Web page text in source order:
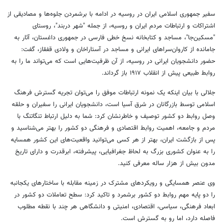
سفیر جمهوری اسلامی ایران در روسیه در ادامه با برشمردن جلوه‌ها و مصادیقی از
اشتراکات و ارتباطات مردم ایران و روسیه، از جمله "شهر دربند"، روستای
"مسکین‌جا"، مساجد و کتابخانه نسخ خطی فارسی در جمهوری داغستان، آثار به
جامانده از کاروان‌سراهای ایرانی و مساجد در آستاراخان و ولادی قفقاز، گفت:
حضور دانشجویان ایرانی در روسیه، از آن ظرفیت‌هایی است که می‌تواند ما را به
روابط طبیعی پیش از انقلاب ۱۹۱۷ باز گرداند.
جلالی با بیان اینکه یک نمونه ارتباطات موفق را می‌توان تجریه گسترش فرهنگ
اسلامی توسط بازرگانان در شرق آسیا است، دانشجویان ایرانی را سفیران و حلقه
وصل روابط دو کشور توصیف و خاطرنشان کرد: شما به دلیل ارتباط تنگاتنگ با
مردم و جامعه، اهمیت روابط اقتصادی و فرهنگی دو کشور را بهتر می‌شناسید و
پس از بازگشت ایران، بهتر از هر کسی می‌توانید واقعیت‌های این کشور همسایه
را به عنوان کشوری بزرگ به لحاظ جغرافیایی، پیشرفته، ابرقدرت و دارای تاریخ
مدون بیش از هزار ساله معرفی کنید.
وی عنصر همسایگی و رویکردهای مشترک در زمینه مقابله با ساختارهای یکجانبه
را دو پایه مهم روابط دو کشور برشمرد و تاکید کرد: سطح تعاملات دو کشور در
ابعاد فرهنگی، سیاسی، اقتصادی، امنیتی و دانشگاهی هر چند با نقطه مطلوب
فاصله دارد، اما رو به گسترش است.